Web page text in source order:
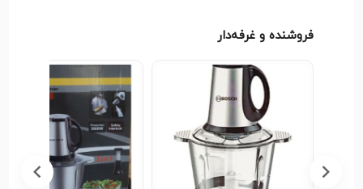
فروشنده و غرفه‌دار